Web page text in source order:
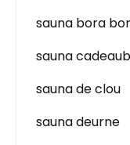
sauna bora
sauna
sauna de clou
sauna deurne